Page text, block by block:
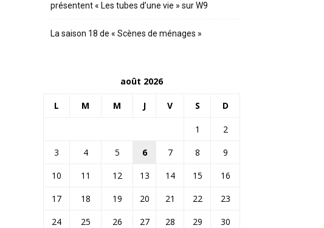
présentent « Les tubes d’une vie » sur W9
La saison 18 de « Scènes de ménages »
août 2026
L M M J V S D
1
2
3
4 5 6 7 8
9
10
11 12 13 14 15
16
17
18 19 20 21 22
23
24
25 26 27 28 29
30